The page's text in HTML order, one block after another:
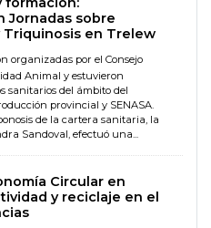
Jornadas sobre
Triquinosis en Trelew
organizadas por el Consejo
Animal y estuvieron
sanitarios del ámbito del
provincial y SENASA.
de la cartera sanitaria, la
Sandoval, efectuó una...
Circular en
y reciclaje en el